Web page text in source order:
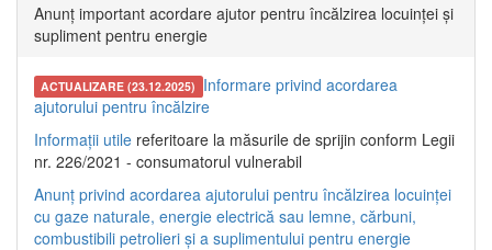
Anunț important acordare ajutor pentru încălzirea locuinței și
supliment pentru energie
ACTUALIZARE (23.12.2025) Informare privind acordarea
ajutorului pentru încălzire
Informații utile referitoare la măsurile de sprijin conform Legii
nr. 226/2021 - consumatorul vulnerabil
Anunț privind acordarea ajutorului pentru încălzirea locuinței
cu gaze naturale, energie electrică sau lemne, cărbuni,
combustibili petrolieri și a suplimentului pentru energie